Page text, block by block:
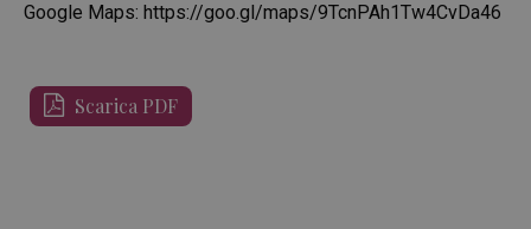
Google Maps: https://goo.gl/maps/9TcnPAh1Tw4CvDa46
Scarica PDF